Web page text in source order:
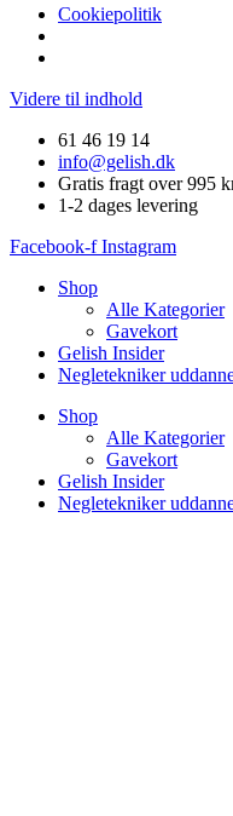
Cookiepolitik
Videre til indhold
61 46 19 14
info@gelish.dk
Gratis fragt over 995
1-2 dages levering
Facebook-f Instagram
Shop
Alle Kategorier
Gavekort
Gelish Insider
Negletekniker
Shop
Alle Kategorier
Gavekort
Gelish Insider
Negletekniker